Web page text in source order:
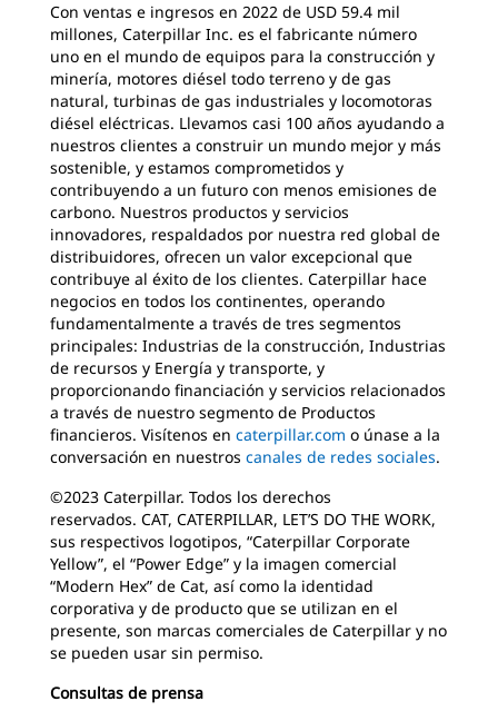
Con ventas e ingresos en 2022 de USD 59.4 mil
millones, Caterpillar Inc. es el fabricante número
uno en el mundo de equipos para la construcción y
minería, motores diésel todo terreno y de gas
natural, turbinas de gas industriales y locomotoras
diésel eléctricas. Llevamos casi 100 años ayudando a
nuestros clientes a construir un mundo mejor y más
sostenible, y estamos comprometidos y
contribuyendo a un futuro con menos emisiones de
carbono. Nuestros productos y servicios
innovadores, respaldados por nuestra red global de
distribuidores, ofrecen un valor excepcional que
contribuye al éxito de los clientes. Caterpillar hace
negocios en todos los continentes, operando
fundamentalmente a través de tres segmentos
principales: Industrias de la construcción, Industrias
de recursos y Energía y transporte, y
proporcionando financiación y servicios relacionados
a través de nuestro segmento de Productos
financieros. Visítenos en caterpillar.com o únase a la
conversación en nuestros canales de redes sociales.
©2023 Caterpillar. Todos los derechos
reservados. CAT, CATERPILLAR, LET’S DO THE WORK,
sus respectivos logotipos, “Caterpillar Corporate
Yellow”, el “Power Edge” y la imagen comercial
“Modern Hex” de Cat, así como la identidad
corporativa y de producto que se utilizan en el
presente, son marcas comerciales de Caterpillar y no
se pueden usar sin permiso.
Consultas de prensa